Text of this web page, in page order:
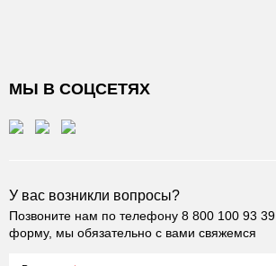
МЫ В СОЦСЕТЯХ
У вас возникли вопросы?
Позвоните нам по телефону 8 800 100 93 39
форму, мы обязательно с вами свяжемся